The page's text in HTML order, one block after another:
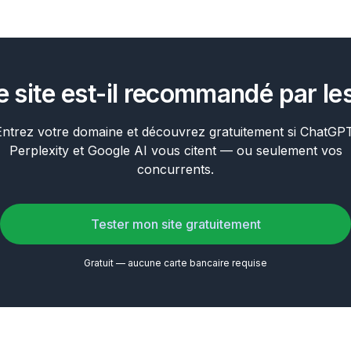
site est-il recommandé par
votre domaine et découvrez gratuitement si
Perplexity et Google AI vous citent — ou seulement vos
concurrents.
Tester mon site gratuitement
Gratuit — aucune carte bancaire requise